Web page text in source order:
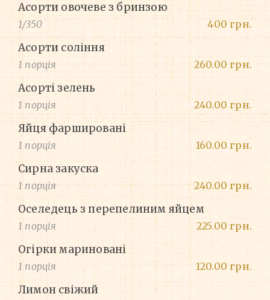
Асорти овочеве з бринзою
1/350 400 грн.
Асорти соління
1 порція 260.00 грн.
Асорті зелень
1 порція 240.00 грн.
Яйця фаршировані
1 порція 160.00 грн.
Сирна закуска
1 порція 240.00 грн.
Оселедець з перепелиним яйцем
1 порція 225.00 грн.
Огірки мариновані
1 порція 120.00 грн.
Лимон свіжий